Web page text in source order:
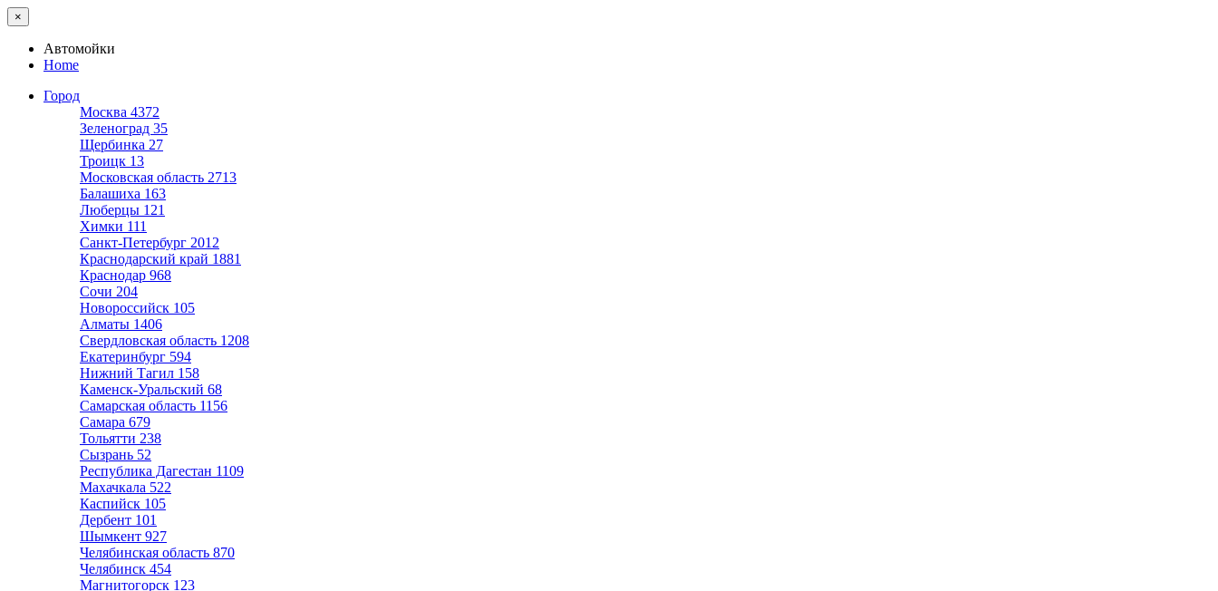
×
Автомойки
Home
Город
Москва 4372
Зеленоград 35
Щербинка 27
Троицк 13
Московская область 2713
Балашиха 163
Люберцы 121
Химки 111
Санкт-Петербург 2012
Краснодарский край 1881
Краснодар 968
Сочи 204
Новороссийск 105
Алматы 1406
Свердловская область 1208
Екатеринбург 594
Нижний Тагил 158
Каменск-Уральский 68
Самарская область 1156
Самара 679
Тольятти 238
Сызрань 52
Республика Дагестан 1109
Махачкала 522
Каспийск 105
Дербент 101
Шымкент 927
Челябинская область 870
Челябинск 454
Магнитогорск 123